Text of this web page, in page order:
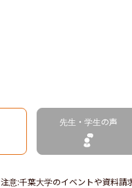
先生・学生の声
注意:千葉大学のイベントや資料請